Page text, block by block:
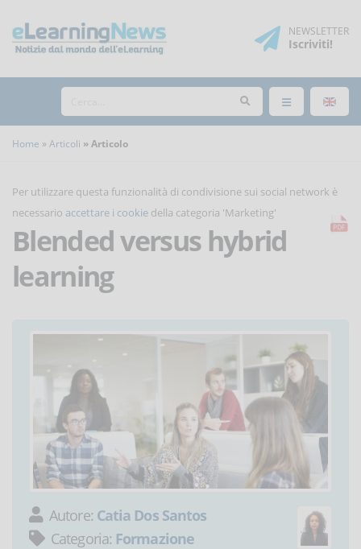
NEWSLETTER
Iscriviti!
Home Articoli Articolo
Per utilizzare questa funzionalità di condivisione sui social network è
necessario accettare i cookie della categoria 'Marketing'
Blended versus hybrid
learning
Autore: Catia Dos Santos
Categoria: Formazione